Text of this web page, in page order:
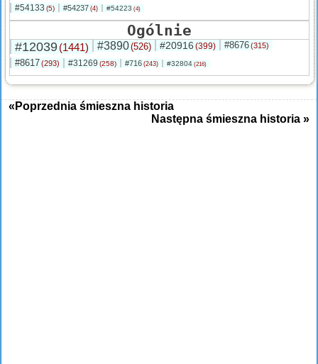
#54133 (5) #54237 (4) #54223 (4)
Ogólnie
#12039(1441) #3890(526) #20916 (399) #8676(315)
#8617(293) #31269 (258) #716 (243) #32804 (216)
«Poprzednia śmieszna historia
Następna śmieszna historia »